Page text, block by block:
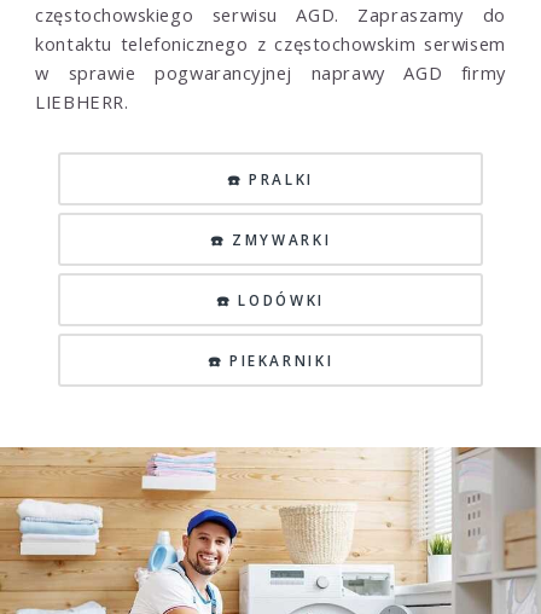
częstochowskiego serwisu AGD. Zapraszamy do
kontaktu telefonicznego z częstochowskim serwisem
w sprawie pogwarancyjnej naprawy AGD firmy
LIEBHERR.
☎️ PRALKI
☎️ ZMYWARKI
☎️ LODÓWKI
☎️ PIEKARNIKI